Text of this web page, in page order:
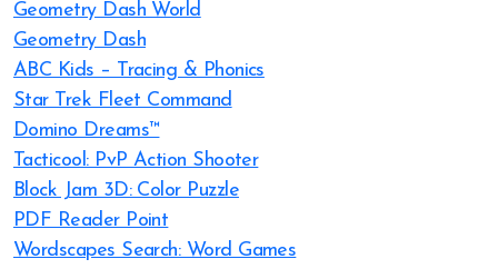
Geometry Dash World
Geometry Dash
ABC Kids – Tracing & Phonics
Star Trek Fleet Command
Domino Dreams™
Tacticool: PvP Action Shooter
Block Jam 3D: Color Puzzle
PDF Reader Point
Wordscapes Search: Word Games